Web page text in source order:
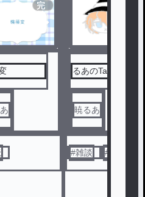
完
結
るあのTalk
暁るあ
#雑談 #